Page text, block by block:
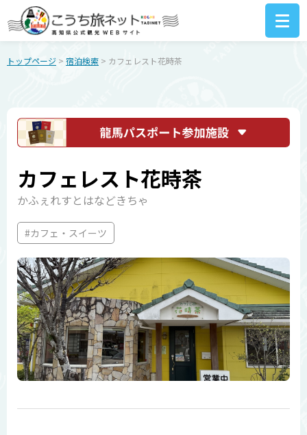
トップページ > 宿泊検索 > カフェレスト花時茶
カフェレスト花時茶
かふぇれすとはなどきちゃ
#カフェ・スイーツ